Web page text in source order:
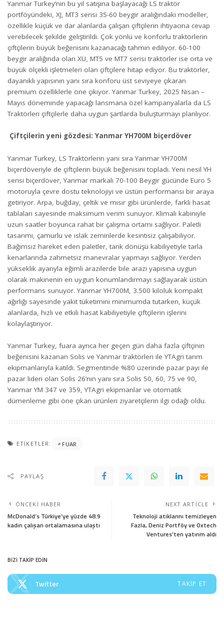
Yanmar Turkey’nin bu yıl satışına başlayacağı LS traktör
portföyündeki, XJ, MT3 serisi 35-60 beygir aralığındaki modeller,
özellikle küçük ve dar alanlarda çalışan çiftçilerin ihtiyacına cevap
verebilecek şekilde geliştirildi. Çok yönlü ve konforlu traktörlerin
çiftçilerin büyük beğenisini kazanacağı tahmin ediliyor. 60-100
beygir aralığında olan XU, MT5 ve MT7 serisi traktörler ise orta ve
büyük ölçekli işletmeleri olan çiftçilere hitap ediyor. Bu traktörler,
dayanıklı yapısının yanı sıra konforu üst seviyeye çıkaran
premium özelliklerle öne çıkıyor. Yanmar Turkey, 2025 Nisan –
Mayıs döneminde yapacağı lansmana özel kampanyalarla da LS
Traktörleri çiftçilerle daha uygun şartlarda buluşturmayı planlıyor.
Çiftçilerin yeni gözdesi: Yanmar YH700M biçerdöver
Yanmar Turkey, LS Traktörlerin yanı sıra Yanmar YH700M
biçerdöveriyle de çiftçilerin büyük beğenisini topladı. Yeni nesil YH
serisi biçerdöver, Yanmar markalı 70-100 Beygir gücünde Euro 5
motoruyla çevre dostu teknolojiyi ve üstün performansı bir araya
getiriyor. Arpa, buğday, çeltik ve mısır gibi ürünlerde, farklı hasat
tablaları sayesinde maksimum verim sunuyor. Klimalı kabiniyle
uzun saatler boyunca rahat bir çalışma ortamı sağlıyor. Paletli
tasarımı, çamurlu ve ıslak zeminlerde kesintisiz çalışabiliyor.
Bağımsız hareket eden paletler, tank dönüşü kabiliyetiyle tarla
kenarlarında zahmetsiz manevralar yapmayı sağlıyor. Yerden
yükseklik ayarıyla eğimli arazilerde bile arazi yapısına uygun
olarak makinenin en uygun konumlandırmayı sağlayarak üstün
performans sunuyor. Yanmar YH700M, 3.500 kiloluk kompakt
ağırlığı sayesinde yakıt tüketimini minimumda tutarken, küçük
alanlarda, hızlı ve etkili hasat kabiliyetiyle çiftçilerin işlerini
kolaylaştırıyor.
Yanmar Turkey, fuara ayrıca her geçen gün daha fazla çiftçinin
beğenisini kazanan Solis ve Yanmar traktörleri ile YTAgri tarım
ekipmanlarıyla katıldı. Segmentinde %80 üzerinde pazar payı ile
pazar lideri olan Solis 26’nın yanı sıra Solis 50, 60, 75 ve 90,
Yanmar YM 347 ve 359, YTAgri ekipmanlar ve otomatik
dümenleme gibi öne çıkan ürünleri ziyaretçilerin ilgi odağı oldu.
ETIKETLER: FUAR
PAYLAŞ
ÖNCEKI HABER
McDonald’s Türkiye’ye yüzde 48.9
kadın çalışan ortalamasına ulaştı
NEXT ARTICLE
Teknoloji atıklarını temizleyen
Fazla, Deniz Portföy ve Oxtech
Ventures’ten yatırım aldı
BİZİ TAKİP EDİN
Twitter TAKIP ET